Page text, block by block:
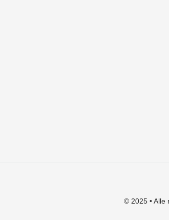
© 2025 • Alle